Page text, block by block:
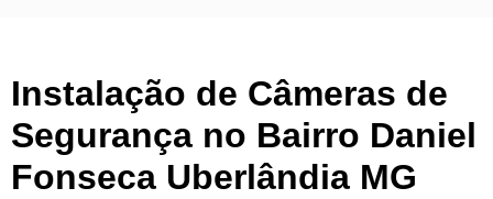
Instalação de Câmeras de
Segurança no Bairro Daniel
Fonseca Uberlândia MG